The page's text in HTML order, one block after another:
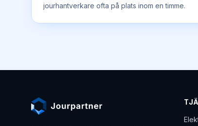
jourhantverkare ofta på plats inom en timme.